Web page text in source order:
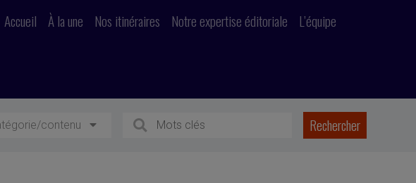
Accueil À la une Nos itinéraires Notre expertise éditoriale L’équipe
contenu